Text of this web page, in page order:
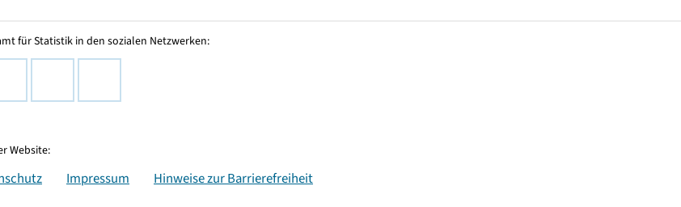
für Statistik in den sozialen Netzwerken:
Website:
Impressum Hinweise zur Barrierefreiheit